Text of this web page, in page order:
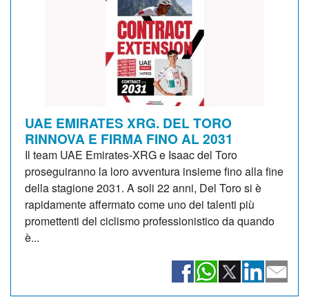
UAE EMIRATES XRG. DEL TORO
RINNOVA E FIRMA FINO AL 2031
Il team UAE Emirates-XRG e Isaac del Toro
proseguiranno la loro avventura insieme fino alla fine
della stagione 2031. A soli 22 anni, Del Toro si è
rapidamente affermato come uno dei talenti più
promettenti del ciclismo professionistico da quando
è...